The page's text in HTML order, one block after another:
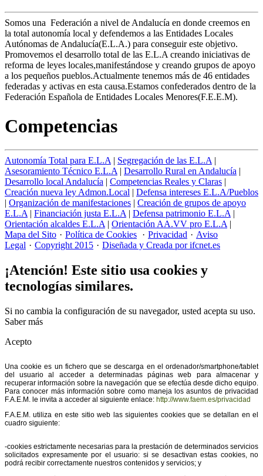
Somos una Federación a nivel de Andalucía en donde creemos en
la total autonomía local y defendemos a las Entidades Locales
Autónomas de Andalucía(E.L.A.) para conseguir este objetivo.
Promovemos el desarrollo total de las E.L.A creando iniciativas de
reforma de leyes locales,manifestándose y creando grupos de apoyo
a los pequeños pueblos.Actualmente tenemos más de 46 entidades
federadas y activas en esta causa.Estamos confederados dentro de la
Federación Española de Entidades Locales Menores(F.E.E.M).
Competencias
Autonomía Total para E.L.A | Segregación de las E.L.A |
Asesoramiento Técnico E.L.A | Desarrollo Rural en Andalucía |
Desarrollo local Andalucía | Competencias Reales y Claras |
Creación nueva ley Admon.Local | Defensa intereses E.L.A/Pueblos
| Organización de manifestaciones | Creación de grupos de apoyo
E.L.A | Financiación justa E.L.A | Defensa patrimonio E.L.A |
Orientación alcaldes E.L.A | Orientación AA.VV pro E.L.A |
Mapa del Sito · Política de Cookies · Privacidad · Aviso
Legal · Copyright 2015 · Diseñada y Creada por ifcnet.es
¡Atención! Este sitio usa cookies y
tecnologías similares.
Si no cambia la configuración de su navegador, usted acepta su uso.
Saber más
Acepto
Una cookie es un fichero que se descarga en el ordenador/smartphone/tablet
del usuario al acceder a determinadas páginas web para almacenar y
recuperar información sobre la navegación que se efectúa desde dicho equipo.
Para conocer más información sobre como maneja los asuntos de privacidad
F.A.E.M. le invita a acceder al siguiente enlace: http://www.faem.es/privacidad
F.A.E.M. utiliza en este sitio web las siguientes cookies que se detallan en el
cuadro siguiente:
-cookies estrictamente necesarias para la prestación de determinados servicios
solicitados expresamente por el usuario: si se desactivan estas cookies, no
podrá recibir correctamente nuestros contenidos y servicios; y